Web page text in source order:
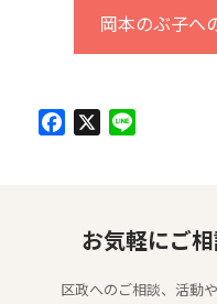
岡本のぶ子へ
Facebook
お気軽にご
区政へのご相談、活動